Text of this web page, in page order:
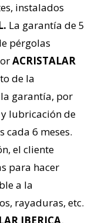
instalados
La garantía de 5
pérgolas
ACRISTALAR
de la
garantía, por
lubricación de
cada 6 meses.
el cliente
para hacer
a la
rayaduras, etc.